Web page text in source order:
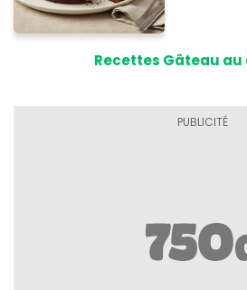
Recettes Gâteau